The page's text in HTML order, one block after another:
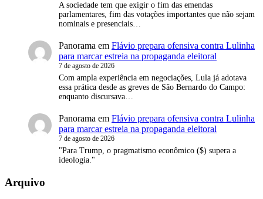
A sociedade tem que exigir o fim das emendas
parlamentares, fim das votações importantes que não sejam
nominais e presenciais…
Panorama em Flávio prepara ofensiva contra Lulinha
para marcar estreia na propaganda eleitoral
7 de agosto de 2026
Com ampla experiência em negociações, Lula já adotava
essa prática desde as greves de São Bernardo do Campo:
enquanto discursava…
Panorama em Flávio prepara ofensiva contra Lulinha
para marcar estreia na propaganda eleitoral
7 de agosto de 2026
"Para Trump, o pragmatismo econômico ($) supera a
ideologia."
Arquivo